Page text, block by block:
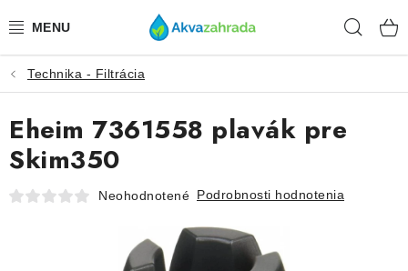
na
TECHNIKA
HNOJIVÁ
VODA
Technika - Filtrácia
Eheim 7361558 plavák pre
Skim350
Neohodnotené Podrobnosti hodnotenia